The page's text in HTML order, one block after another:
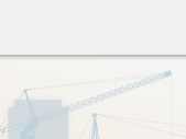
День
-День знаний
День сотрудника